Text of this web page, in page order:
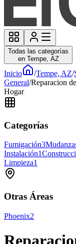
Todas las categorías
en Tempe, AZ
Inicio /Tempe, AZ/
General/Reparacion
Hogar
Categorías
Fumigación3
Instalación1
Limpieza1
Otras Áreas
Phoenix2